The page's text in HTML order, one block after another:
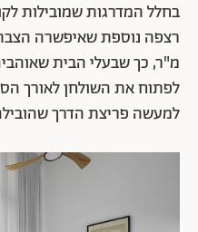
בחלל המדרגות שמובילות
מ"ר, כך שבעלי הבית
לפתוח את השולחן לאורך
למעשה פריצת הדרך